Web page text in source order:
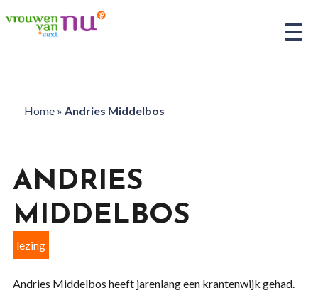
Home» Andries Middelbos
ANDRIES
MIDDELBOS
lezing
Andries Middelbos heeft jarenlang een krantenwijk gehad.